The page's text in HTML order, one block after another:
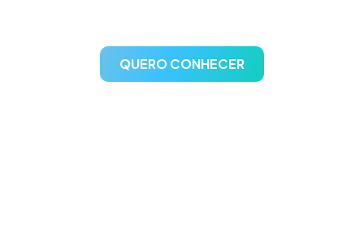
QUERO CONHECER